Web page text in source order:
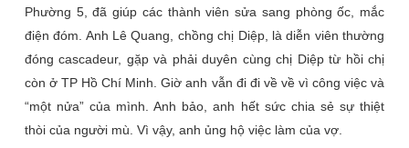
Phường 5, đã giúp các thành viên sửa sang phòng ốc, mắc
điện đóm. Anh Lê Quang, chồng chị Diệp, là diễn viên thường
đóng cascadeur, gặp và phải duyên cùng chị Diệp từ hồi chị
còn ở TP Hồ Chí Minh. Giờ anh vẫn đi đi về về vì công việc và
“một nửa” của mình. Anh bảo, anh hết sức chia sẻ sự thiệt
thòi của người mù. Vì vậy, anh ủng hộ việc làm của vợ.